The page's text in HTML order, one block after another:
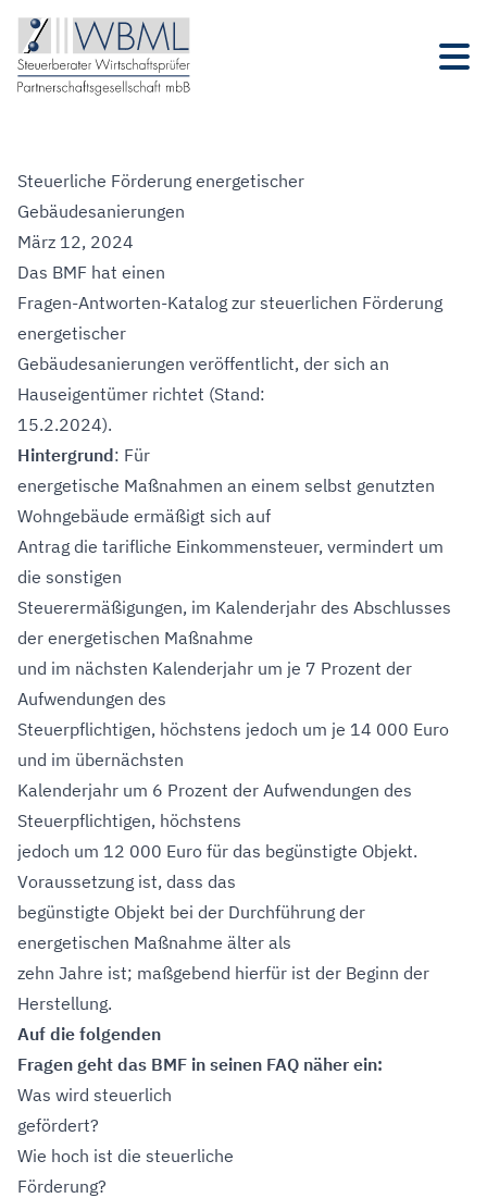
Steuerliche Förderung energetischer
Gebäudesanierungen
März 12, 2024
Das BMF hat einen
Fragen-Antworten-Katalog zur steuerlichen Förderung
energetischer
Gebäudesanierungen veröffentlicht, der sich an
Hauseigentümer richtet (Stand:
15.2.2024).
Hintergrund: Für
energetische Maßnahmen an einem selbst genutzten
Wohngebäude ermäßigt sich auf
Antrag die tarifliche Einkommensteuer, vermindert um
die sonstigen
Steuerermäßigungen, im Kalenderjahr des Abschlusses
der energetischen Maßnahme
und im nächsten Kalenderjahr um je 7 Prozent der
Aufwendungen des
Steuerpflichtigen, höchstens jedoch um je 14 000 Euro
und im übernächsten
Kalenderjahr um 6 Prozent der Aufwendungen des
Steuerpflichtigen, höchstens
jedoch um 12 000 Euro für das begünstigte Objekt.
Voraussetzung ist, dass das
begünstigte Objekt bei der Durchführung der
energetischen Maßnahme älter als
zehn Jahre ist; maßgebend hierfür ist der Beginn der
Herstellung.
Auf die folgenden
Fragen geht das BMF in seinen FAQ näher ein:
Was wird steuerlich
gefördert?
Wie hoch ist die steuerliche
Förderung?